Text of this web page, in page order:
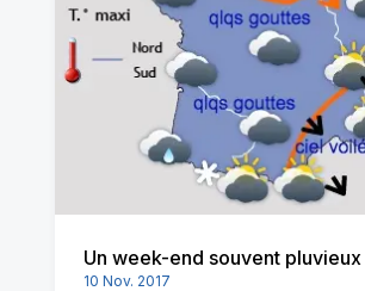
Un week-end souvent
10 Nov. 2017